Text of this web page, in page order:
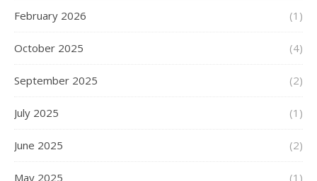
February 2026 (1)
October 2025 (4)
September 2025 (2)
July 2025 (1)
June 2025 (2)
May 2025 (1)